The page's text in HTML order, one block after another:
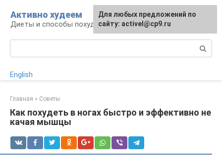
контенту
Активно худеем
Диеты и способы похудения
English
Главная » Советы
Как похудеть в ногах быстро и эффективно не
качая мышцы
Для любых предложений по
сайту: activel@cp9.ru